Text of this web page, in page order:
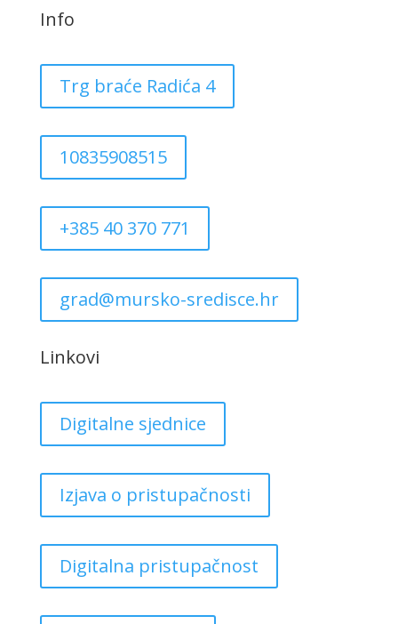
Info
Trg braće Radića 4
10835908515
+385 40 370 771
grad@mursko-sredisce.hr
Linkovi
Digitalne sjednice
Izjava o pristupačnosti
Digitalna pristupačnost